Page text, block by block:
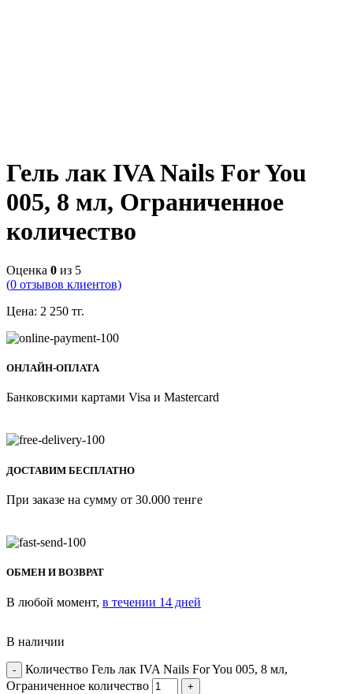
Гель лак IVA Nails For You
005, 8 мл, Ограниченное
количество
Оценка 0 из 5
(0 отзывов клиентов)
Цена: 2 250 тг.
ОНЛАЙН-ОПЛАТА
Банковскими картами Visa и Mastercard
ДОСТАВИМ БЕСПЛАТНО
При заказе на сумму от 30.000 тенге
ОБМЕН И ВОЗВРАТ
В любой момент, в течении 14 дней
В наличии
Количество Гель лак IVA Nails For You 005, 8 мл,
Ограниченное количество